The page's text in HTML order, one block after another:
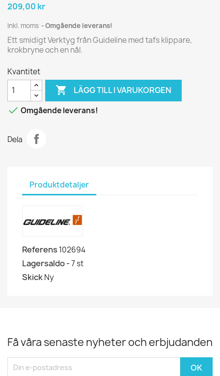
209,00 kr
Inkl. moms Omgående leverans!
Ett smidigt Verktyg från Guideline med tafs klippare,
krokbryne och en nål.
Kvantitet
 LÄGG TILL I VARUKORGEN
 Omgående leverans!
Dela
Produktdetaljer
Referens 102694
Lagersaldo -7 st
SkickNy
Få våra senaste nyheter och erbjudanden